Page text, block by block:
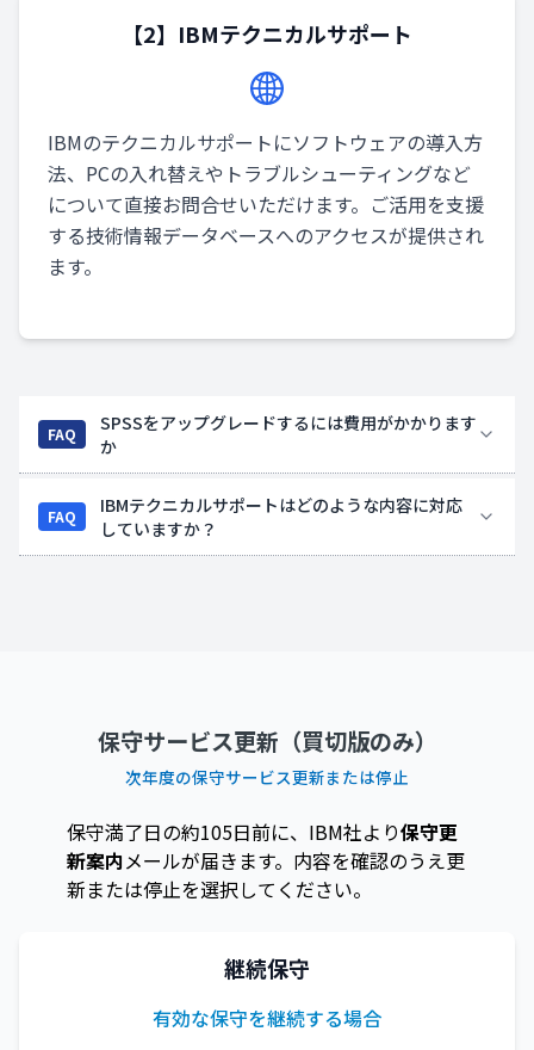
【2】IBMテクニカルサポート
IBMのテクニカルサポートにソフトウェアの導入方
法、PCの入れ替えやトラブルシューティングなど
について直接お問合せいただけます。ご活用を支援
する技術情報データベースへのアクセスが提供され
ます。
FAQ
SPSSをアップグレードするには費用がかかります
か
FAQ
IBMテクニカルサポートはどのような内容に対応
していますか？
保守サービス更新（買切版のみ）
次年度の保守サービス更新または停止
保守満了日の約105日前に、IBM社より保守更
新案内メールが届きます。 内容を確認のうえ更
新または停止を選択してください。
継続保守
有効な保守を継続する場合